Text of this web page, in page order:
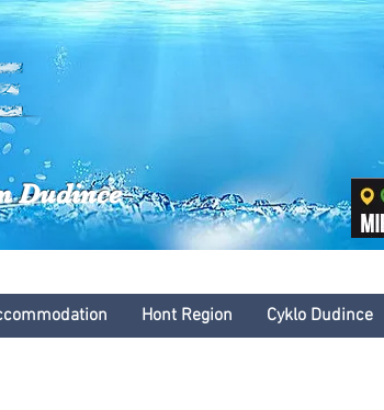
kultúrne leto
Dudince
Hont Region Cyklo Dudince